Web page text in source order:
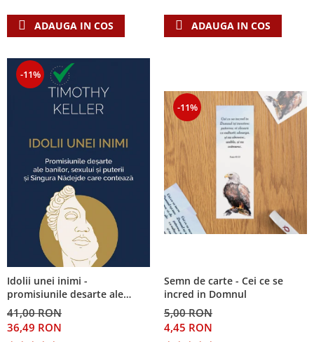
ADAUGA IN COS ADAUGA IN COS
-11%
Idolii unei inimi -
promisiunile desarte ale
banilor, sexului si puterii si
Singura Nadejde care
conteaza
41,00 RON
36,49 RON
-11%
Semn de carte - Cei ce se
incred in Domnul
5,00 RON
4,45 RON